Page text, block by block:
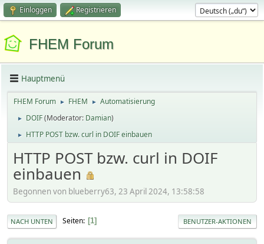
Einloggen Registrieren
FHEM Forum
Hauptmenü
FHEM Forum ► FHEM ► Automatisierung
► DOIF(Moderator: Damian)
► HTTP POST bzw. curl in DOIF einbauen
HTTP POST bzw. curl in DOIF
einbauen
Begonnen von blueberry63, 23 April 2024, 13:58:58
NACH UNTEN Seiten 1 BENUTZER-AKTIONEN